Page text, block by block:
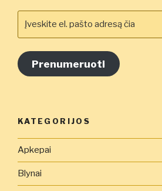
el.
adresą
čia
Prenumeruoti
KATEGORIJOS
Apkepai
Blynai